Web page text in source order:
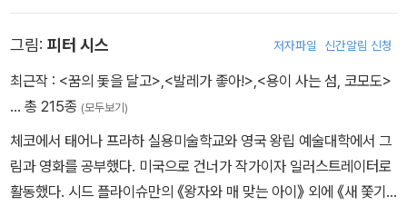
그림: 피터 시스 저자파일 신간알림 신청
최근작 : <꿈의 돛을 달고>,<발레가 좋아!>,<용이 사는 섬, 코모도>
… 총 215종 (모두보기)
체코에서 태어나 프라하 실용미술학교와 영국 왕립 예술대학에서 그
림과 영화를 공부했다. 미국으로 건너가 작가이자 일러스트레이터로
활동했다. 시드 플라이슈만의 《왕자와 매 맞는 아이》 외에 《새 쫓기》